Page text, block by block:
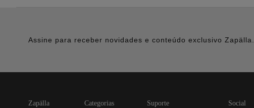
Assine para receber novidades e conteúdo exclusivo Zapälla.
zapälla categorias suporte social